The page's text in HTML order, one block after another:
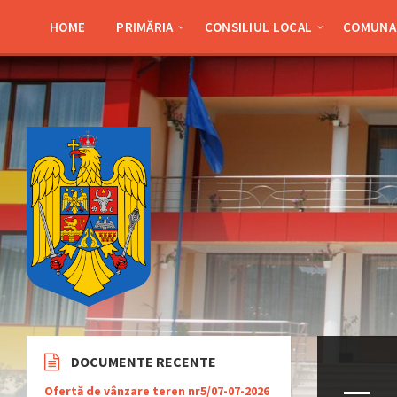
sidebar
sidebar
HOME PRIMĂRIA CONSILIUL LOCAL
DOCUMENTE RECENTE
Ofertă de vânzare teren nr5/07-07-2026